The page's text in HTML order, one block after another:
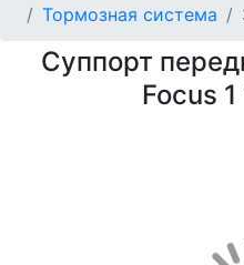
Тормозная система
Суппорт
Focus